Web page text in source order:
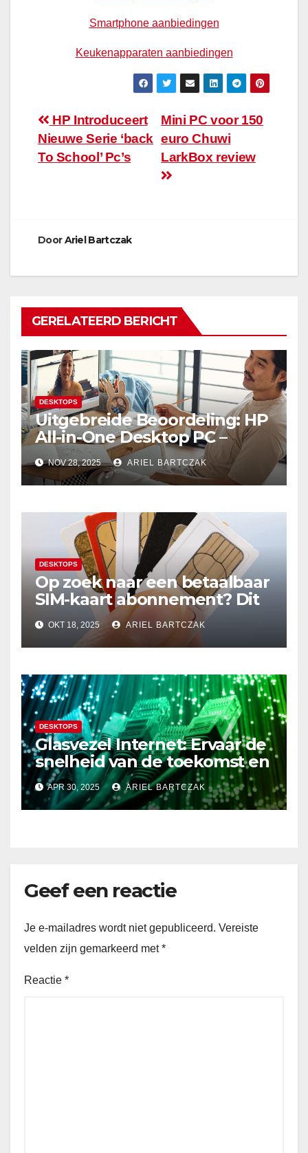
Smartphone aanbiedingen
Keukenapparaten aanbiedingen
Bericht
navigatie
Mini PC voor 150
euro Chuwi
LarkBox review
HP Introduceert
Nieuwe Serie ‘back
To School’ Pc’s
DoorAriel Bartczak
GERELATEERD BERICHT
DESKTOPS
Uitgebreide Beoordeling: HP
All-in-One Desktop PC –
Krachtige Prestaties en
Minimalistisch Design in
Perfecte Harmonie
NOV 28, 2025 ARIEL BARTCZAK
DESKTOPS
Op zoek naar een betaalbaar
SIM-kaart abonnement? Dit
20GB data-abonnement is
super voordelig in Nederland
en de EU!
OKT 18, 2025 ARIEL BARTCZAK
DESKTOPS
Glasvezel Internet: Ervaar de
snelheid van de toekomst en
verbeter je internetervaring!
APR 30, 2025 ARIEL BARTCZAK
Geef een reactie
Je e-mailadres wordt niet gepubliceerd. Vereiste
velden zijn gemarkeerd met*
Reactie *